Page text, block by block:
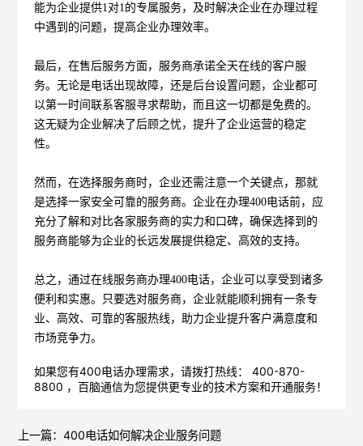
能为企业提供1对1的专属服务，及时解决企业在办理过程
中遇到的问题，提高企业办理效率。
最后，在售后服务方面，服务商承诺全天在线的客户服
务。无论是电话出现故障，还是后台设置问题，企业都可
以第一时间联系客服寻求帮助，而且这一切都是免费的。
这无疑为企业解决了后顾之忧，提升了企业运营的稳定
性。
然而，在选择服务商时，企业还需注意一个关键点，那就
是选择一家安全可靠的服务商。企业在办理400电话前，应
充分了解和对比各家服务商的实力和口碑，确保选择到的
服务商能够为企业的长远发展提供稳定、高效的支持。
总之，通过在线服务商办理400电话，企业可以享受到诸多
便利和实惠。只要选对服务商，企业就能顺利拥有一条专
业、高效、可靠的客服热线，助力企业提升客户满意度和
市场竞争力。
如果您有400电话办理需求，请拨打热线： 400-870-
8800 ，百脑通信为您提供更专业的技术方案和开通服务！
上一篇： 400电话如何解决企业服务问题